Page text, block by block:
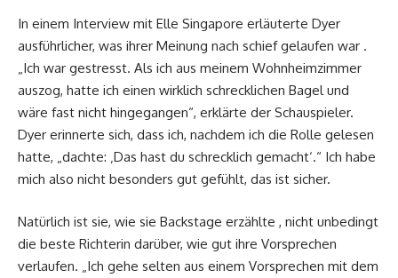
In einem Interview mit Elle Singapore erläuterte Dyer
ausführlicher, was ihrer Meinung nach schief gelaufen war .
„Ich war gestresst. Als ich aus meinem Wohnheimzimmer
auszog, hatte ich einen wirklich schrecklichen Bagel und
wäre fast nicht hingegangen“, erklärte der Schauspieler.
Dyer erinnerte sich, dass ich, nachdem ich die Rolle gelesen
hatte, „dachte: ‚Das hast du schrecklich gemacht‘.“ Ich habe
mich also nicht besonders gut gefühlt, das ist sicher.
Natürlich ist sie, wie sie Backstage erzählte , nicht unbedingt
die beste Richterin darüber, wie gut ihre Vorsprechen
verlaufen. „Ich gehe selten aus einem Vorsprechen mit dem